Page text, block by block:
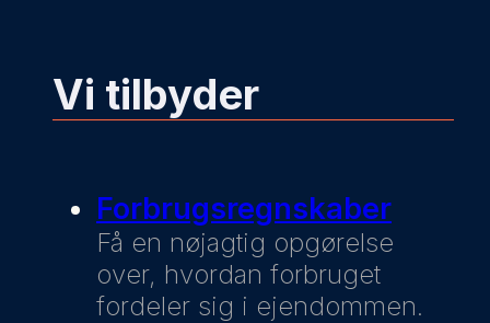
Vi tilbyder
Forbrugsregnskaber
Få en nøjagtig opgørelse
over, hvordan forbruget
fordeler sig i ejendommen.